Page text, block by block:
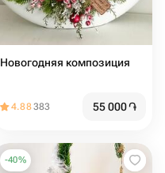
Новогодняя композиция
4.88383 55 000֏
-40%